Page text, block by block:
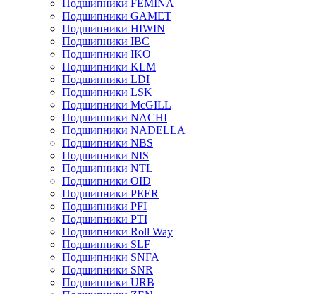
Подшипники FEMINA
Подшипники GAMET
Подшипники HIWIN
Подшипники IBC
Подшипники IKO
Подшипники KLM
Подшипники LDI
Подшипники LSK
Подшипники McGILL
Подшипники NACHI
Подшипники NADELLA
Подшипники NBS
Подшипники NIS
Подшипники NTL
Подшипники OID
Подшипники PEER
Подшипники PFI
Подшипники PTI
Подшипники Roll Way
Подшипники SLF
Подшипники SNFA
Подшипники SNR
Подшипники URB